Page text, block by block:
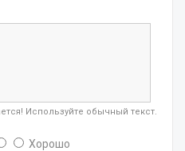
Используйте обычный текст.
Хорошо